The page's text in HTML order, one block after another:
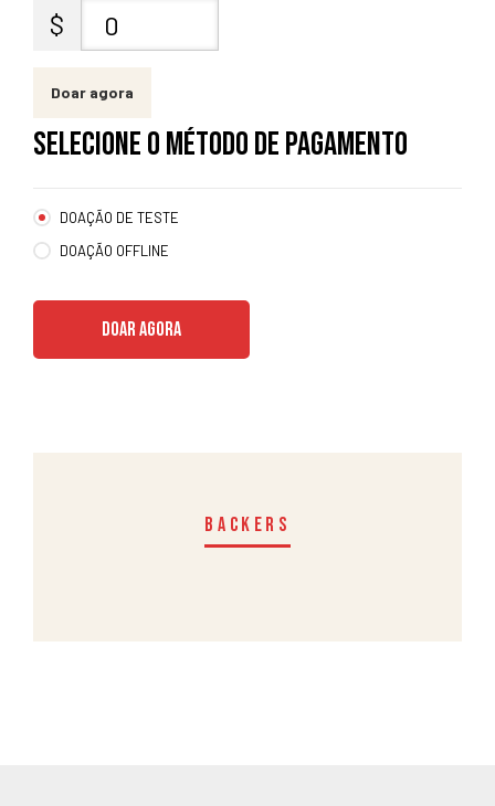
BACKERS
$ 0
Doar agora
SELECIONE O MÉTODO DE PAGAMENTO
DOAÇÃO DE TESTE
DOAÇÃO OFFLINE